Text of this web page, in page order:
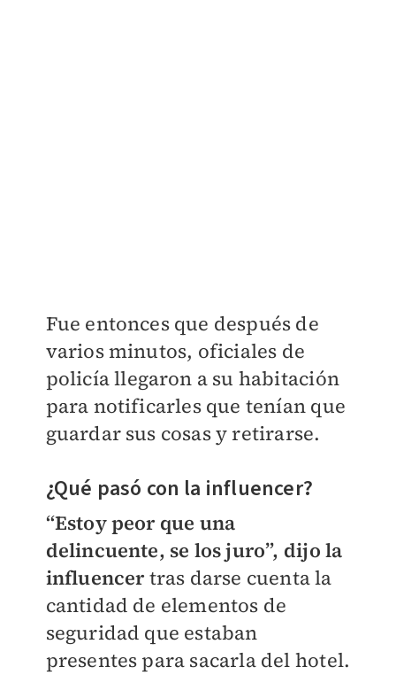
Fue entonces que después de
varios minutos, oficiales de
policía llegaron a su habitación
para notificarles que tenían que
guardar sus cosas y retirarse.
¿Qué pasó con la influencer?
“Estoy peor que una
delincuente, se los juro”, dijo la
influencertras darse cuenta la
cantidad de elementos de
seguridad que estaban
presentes para sacarla del hotel.